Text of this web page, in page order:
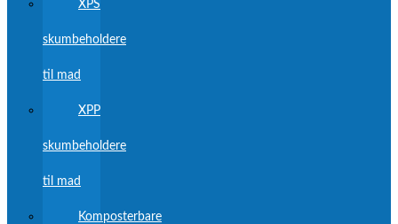
XPS
skumbeholdere
til mad
XPP
skumbeholdere
til mad
Komposterbare